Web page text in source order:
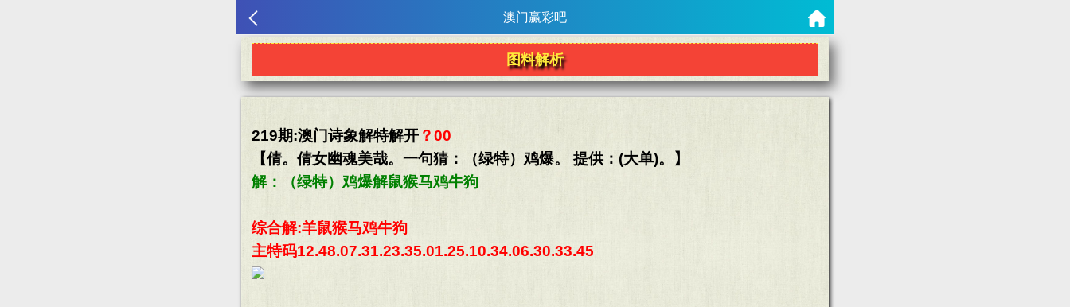
澳门赢彩吧
图料解析
219期:澳门诗象解特解开 ？00
【倩。倩女幽魂美哉。一句猜：（绿特）鸡爆。 提供：(大单)。】
解：（绿特）鸡爆解鼠猴马鸡牛狗
综合解:羊鼠猴马鸡牛狗
主特码12.48.07.31.23.35.01.25.10.34.06.30.33.45